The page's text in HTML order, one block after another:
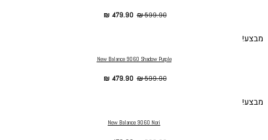
₪599.90
₪ 479.90
מבצע!
New Balance 9060 Shadow Purple
₪599.90
₪ 479.90
מבצע!
New Balance 9060 Nori